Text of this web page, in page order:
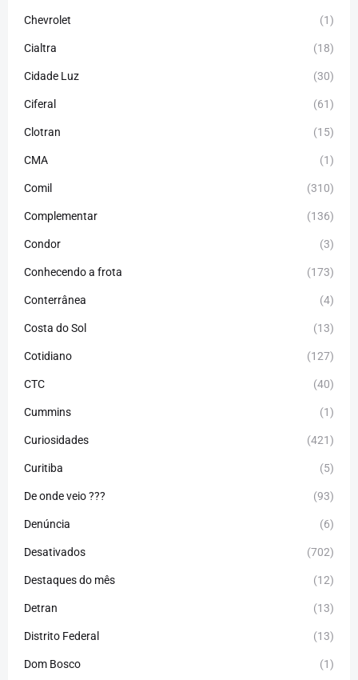
Chevrolet (1)
Cialtra (18)
Cidade Luz (30)
Ciferal (61)
Clotran (15)
CMA (1)
Comil (310)
Complementar (136)
Condor (3)
Conhecendo a frota (173)
Conterrânea (4)
Costa do Sol (13)
Cotidiano (127)
CTC (40)
Cummins (1)
Curiosidades (421)
Curitiba (5)
De onde veio ??? (93)
Denúncia (6)
Desativados (702)
Destaques do mês (12)
Detran (13)
Distrito Federal (13)
Dom Bosco (1)